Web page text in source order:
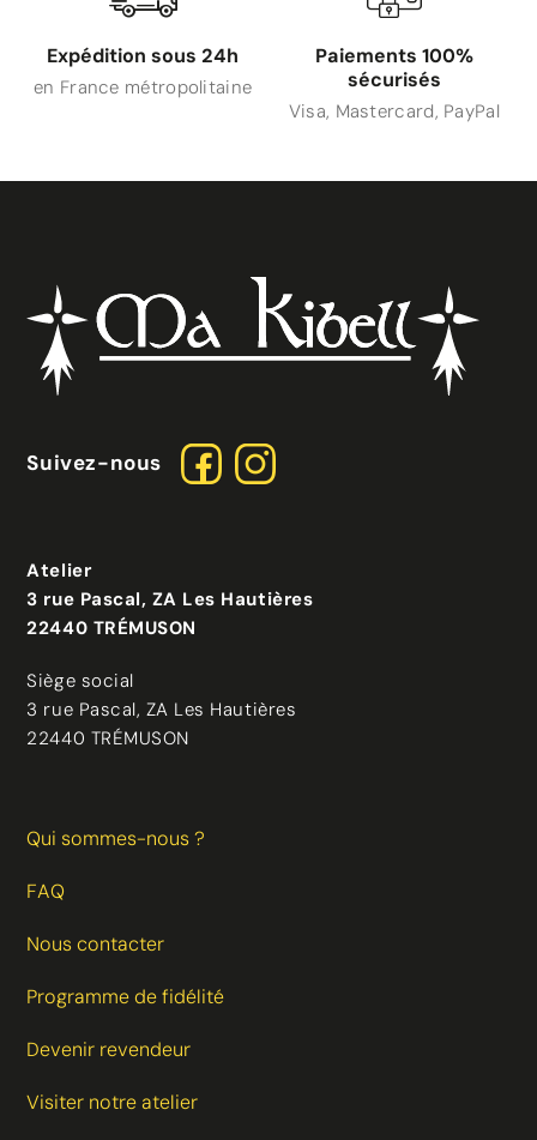
Expédition sous 24h
en France métropolitaine
Paiements 100%
sécurisés
Visa, Mastercard, PayPal
Suivez-nous
Atelier
3 rue Pascal, ZA Les Hautières
22440 TRÉMUSON
Siège social
3 rue Pascal, ZA Les Hautières
22440 TRÉMUSON
Qui sommes-nous ?
FAQ
Nous contacter
Programme de fidélité
Devenir revendeur
Visiter notre atelier